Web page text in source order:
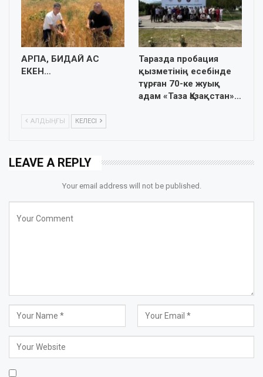
АРПА, БИДАЙ АС
ЕКЕН…
Таразда пробация
қызметінің есебінде
тұрған 70-ке жуық
адам «Таза Қазақстан»…
АЛДЫҢҒЫ КЕЛЕСІ
LEAVE A REPLY
Your email address will not be published.